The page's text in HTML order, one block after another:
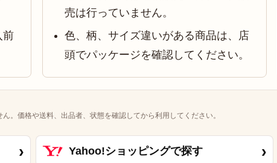
前
売は行っていません。
色、柄、サイズ違いがある商品は、店
頭でパッケージを確認してください。
。価格や送料、出品者、状態を確認してから利用してください。
› Yahoo!ショッピングで探す ›